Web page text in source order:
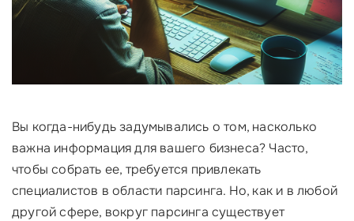
Вы когда-нибудь задумывались о том, насколько
важна информация для вашего бизнеса? Часто,
чтобы собрать ее, требуется привлекать
специалистов в области парсинга. Но, как и в любой
другой сфере, вокруг парсинга существует